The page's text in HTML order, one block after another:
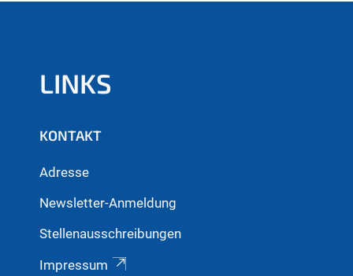
LINKS
KONTAKT
Adresse
Newsletter-Anmeldung
Stellenausschreibungen
Impressum